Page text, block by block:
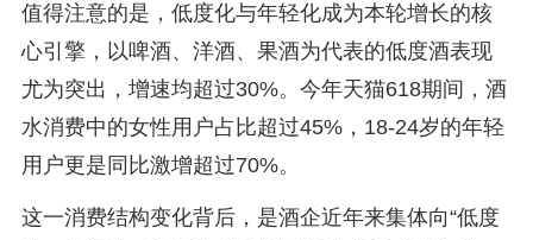
值得注意的是，低度化与年轻化成为本轮增长的核
心引擎，以啤酒、洋酒、果酒为代表的低度酒表现
尤为突出，增速均超过30%。今年天猫618期间，酒
水消费中的女性用户占比超过45%，18-24岁的年轻
用户更是同比激增超过70%。
这一消费结构变化背后，是酒企近年来集体向“低度